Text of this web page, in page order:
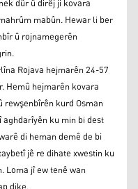
dûr û dirêj ji kovara
mabûn. Hewar li ber
û rojnamegerên
Rojava hejmarên 24-57
Hemû hejmarên kovara
kurd Osman
ku min bi dest
di heman demê de bi
jê re dihate xwestin ku
Loma jî ew tenê wan